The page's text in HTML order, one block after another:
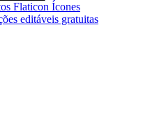
Flaticon Ícones
editáveis gratuitas